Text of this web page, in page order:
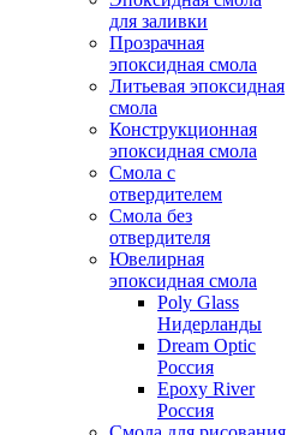
для заливки
Прозрачная
эпоксидная смола
Литьевая эпоксидная
смола
Конструкционная
эпоксидная смола
Смола с
отвердителем
Смола без
отвердителя
Ювелирная
эпоксидная смола
Poly Glass
Нидерланды
Dream Optic
Россия
Epoxy River
Россия